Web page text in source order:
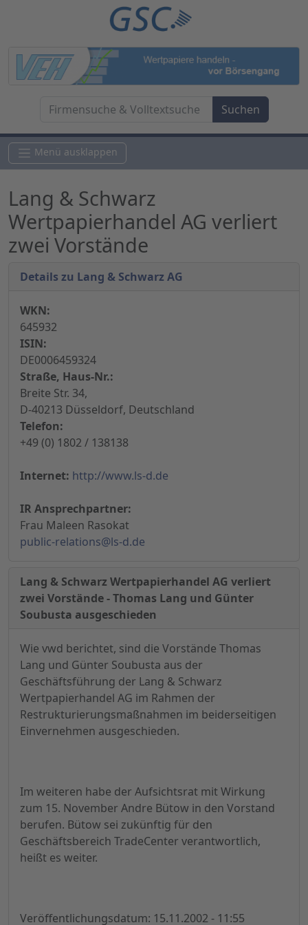
Menü ausklappen
Lang & Schwarz
Wertpapierhandel AG verliert
zwei Vorstände
Details zu Lang & Schwarz AG
WKN:
645932
ISIN:
DE0006459324
Straße, Haus-Nr.:
Breite Str. 34,
D-40213 Düsseldorf, Deutschland
Telefon:
+49 (0) 1802 / 138138
Internet: http://www.ls-d.de
IR Ansprechpartner:
Frau Maleen Rasokat
public-relations@ls-d.de
Lang & Schwarz Wertpapierhandel AG verliert
zwei Vorstände - Thomas Lang und Günter
Soubusta ausgeschieden
Wie vwd berichtet, sind die Vorstände Thomas
Lang und Günter Soubusta aus der
Geschäftsführung der Lang & Schwarz
Wertpapierhandel AG im Rahmen der
Restrukturierungsmaßnahmen im beiderseitigen
Einvernehmen ausgeschieden.
Im weiteren habe der Aufsichtsrat mit Wirkung
zum 15. November Andre Bütow in den Vorstand
berufen. Bütow sei zukünftig für den
Geschäftsbereich TradeCenter verantwortlich,
heißt es weiter.
Veröffentlichungsdatum: 15.11.2002 - 11:55